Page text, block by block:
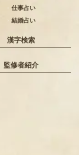
仕事占い
結婚占い
漢字検索
監修者紹介